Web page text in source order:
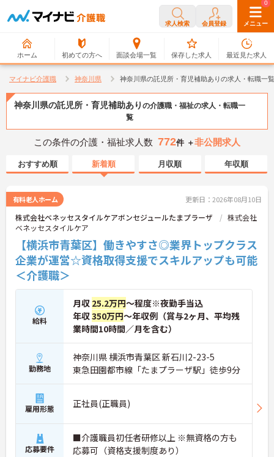
求人検索 会員登録 メニュー
ホーム 初めての方へ 面談会場一覧
0
保存した求人
0
最近見た求人
マイナビ介護職 神奈川県 神奈川県の託児所・育児補助ありの求人・転職一覧
神奈川県の託児所・育児補助あり の介護職・福祉の求人・転職一
覧
この条件の介護・福祉求人数 772件 ＋非公開求人
おすすめ順 新着順 月収順 年収順
有料老人ホーム 更新日：2026年08月10日
株式会社ベネッセスタイルケアボンセジュールたまプラーザ
株式会社
ベネッセスタイルケア
【横浜市青葉区】働きやすさ◎業界トップクラス
企業が運営☆資格取得支援でスキルアップも可能
＜介護職＞
給料
月収 25.2万円～程度※夜勤手当込
年収350万円～年収例（賞与2ヶ月、平均残
業時間10時間／月を含む）
勤務地
神奈川県 横浜市青葉区 新石川2-23-5
東急田園都市線「たまプラーザ駅」徒歩9分
雇用形態 正社員(正職員)
応募要件
■介護職員初任者研修以上 ※無資格の方も
応募可（資格支援制度あり）